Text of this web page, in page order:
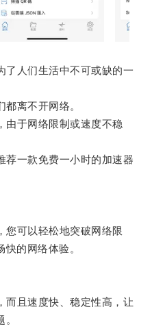
人们生活中不可或缺的一
离不开网络。
于网络限制或速度不稳
一款免费一小时的加速器
可以轻松地突破网络限
的网络体验。
且速度快、稳定性高，让